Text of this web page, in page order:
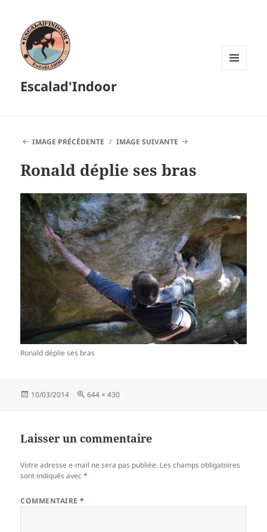
Escalad'Indoor
IMAGE PRÉCÉDENTE IMAGE SUIVANTE
Ronald déplie ses bras
Ronald déplie ses bras
Publié
10/03/2014
Taille
644 × 430
Laisser un commentaire
Votre adresse e-mail ne sera pas publiée. Les champs obligatoires
sont indiqués avec*
COMMENTAIRE*